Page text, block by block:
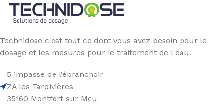
Technidose c'est tout ce dont vous avez besoin pour le
dosage et les mesures pour le traitement de l'eau.
5 impasse de l’ébranchoir
ZA les Tardivières
35160 Montfort sur Meu